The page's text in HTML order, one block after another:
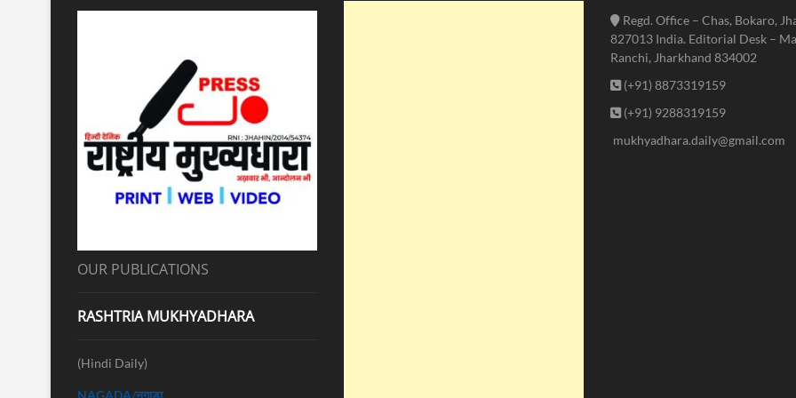
OUR PUBLICATIONS
RASHTRIA MUKHYADHARA
(Hindi Daily)
NAGADA/नगाड़ा
Regd. Office – Chas, Bokaro,
827013 India. Editorial Desk –
Ranchi, Jharkhand 834002
(+91) 8873319159
(+91) 9288319159
mukhyadhara.daily@gmail.com